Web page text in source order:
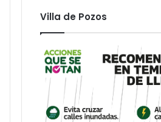
Villa de Pozos